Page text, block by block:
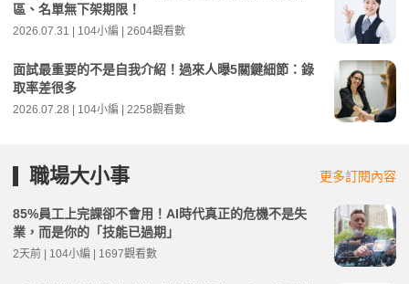
區、名單無下架期限！
2026.07.31 | 104小編 | 2604觀看數
面試最重要的不是自我介紹！過來人曝5關鍵細節：錄
取率差很多
2026.07.28 | 104小編 | 2258觀看數
職場大小事 更多訂閱內容
85%員工上完課卻不會用！AI時代真正的危機不是失
業，而是你的「技能已過期」
2天前 | 104小編 | 1697觀看數